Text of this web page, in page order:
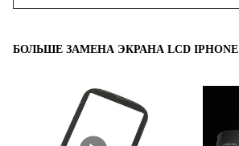
БОЛЬШЕ ЗАМЕНА ЭКРАНА LCD IPHONE